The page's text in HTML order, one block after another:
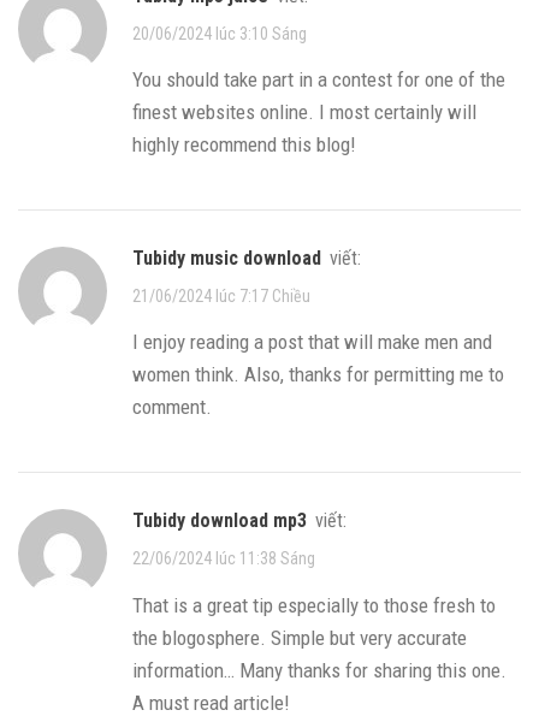
20/06/2024 lúc 3:10 Sáng
You should take part in a contest for one of the
finest websites online. I most certainly will
highly recommend this blog!
tubidy music download viết:
21/06/2024 lúc 7:17 Chiều
I enjoy reading a post that will make men and
women think. Also, thanks for permitting me to
comment.
tubidy download mp3 viết:
22/06/2024 lúc 11:38 Sáng
That is a great tip especially to those fresh to
the blogosphere. Simple but very accurate
information… Many thanks for sharing this one.
A must read article!